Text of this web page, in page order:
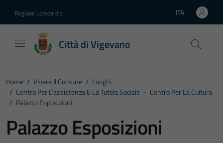
Regione Lombardia Lingua attiva:
ITA
Città di Vigevano
Home / Vivere Il Comune / Luoghi
/ Centro Per L'assistenza E La Tutela Sociale - Centro Per La Cultura
/ Palazzo Esposizioni
Palazzo Esposizioni